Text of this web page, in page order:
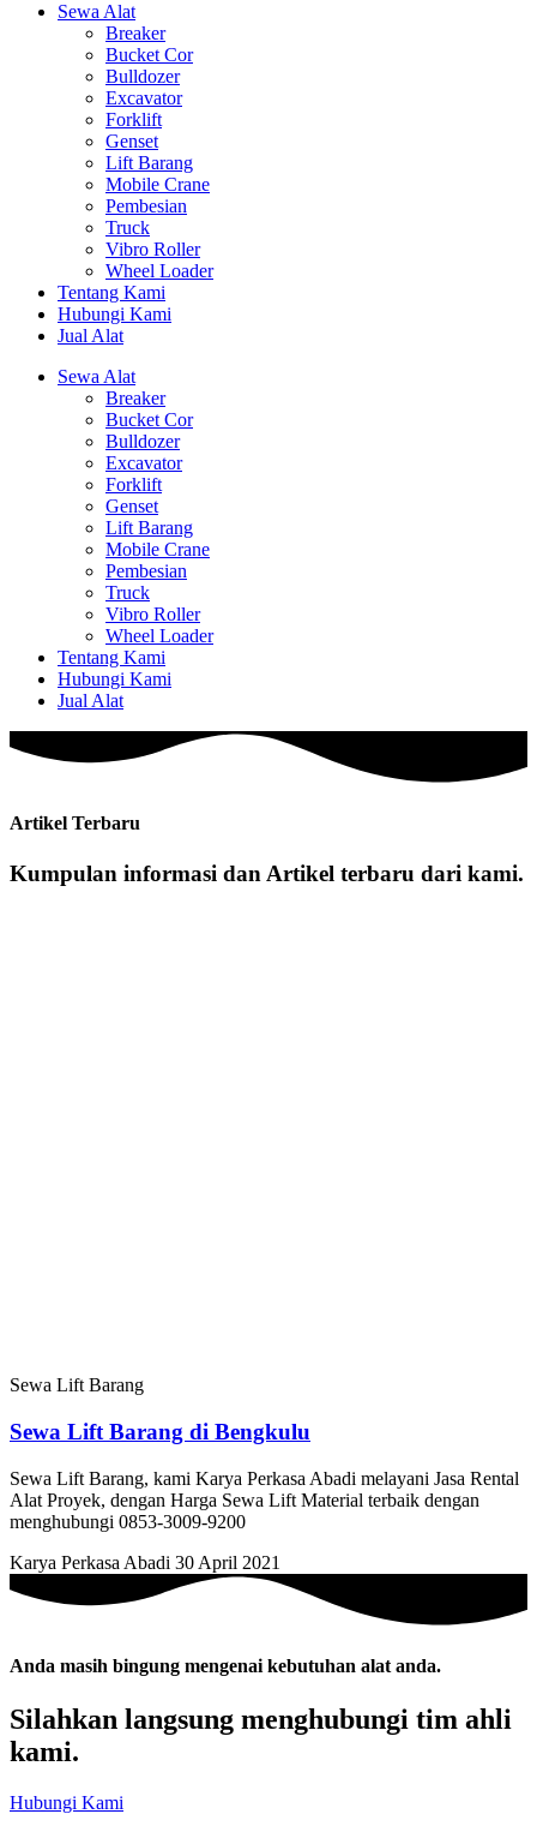
Sewa Alat
Breaker
Bucket Cor
Bulldozer
Excavator
Forklift
Genset
Lift Barang
Mobile Crane
Pembesian
Truck
Vibro Roller
Wheel Loader
Tentang Kami
Hubungi Kami
Jual Alat
Sewa Alat
Breaker
Bucket Cor
Bulldozer
Excavator
Forklift
Genset
Lift Barang
Mobile Crane
Pembesian
Truck
Vibro Roller
Wheel Loader
Tentang Kami
Hubungi Kami
Jual Alat
Artikel Terbaru
Kumpulan informasi dan Artikel terbaru dari kami.
Sewa Lift Barang
Sewa Lift Barang di Bengkulu
Sewa Lift Barang, kami Karya Perkasa Abadi melayani Jasa Rental
Alat Proyek, dengan Harga Sewa Lift Material terbaik dengan
menghubungi 0853-3009-9200
Karya Perkasa Abadi 30 April 2021
Anda masih bingung mengenai kebutuhan alat anda.
Silahkan langsung menghubungi tim ahli
kami.
Hubungi Kami